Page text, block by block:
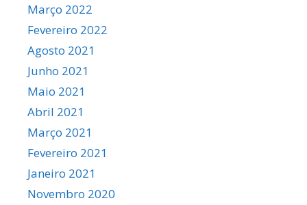
Março 2022
Fevereiro 2022
Agosto 2021
Junho 2021
Maio 2021
Abril 2021
Março 2021
Fevereiro 2021
Janeiro 2021
Novembro 2020